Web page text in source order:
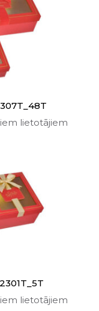
lietotājiem
lietotājiem